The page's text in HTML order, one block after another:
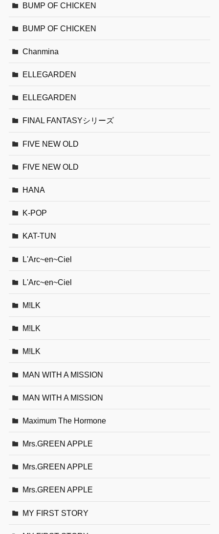
BUMP OF CHICKEN
BUMP OF CHICKEN
Chanmina
ELLEGARDEN
ELLEGARDEN
FINAL FANTASYシリーズ
FIVE NEW OLD
FIVE NEW OLD
HANA
K-POP
KAT-TUN
L'Arc~en~Ciel
L'Arc~en~Ciel
M!LK
M!LK
M!LK
MAN WITH A MISSION
MAN WITH A MISSION
Maximum The Hormone
Mrs.GREEN APPLE
Mrs.GREEN APPLE
Mrs.GREEN APPLE
MY FIRST STORY